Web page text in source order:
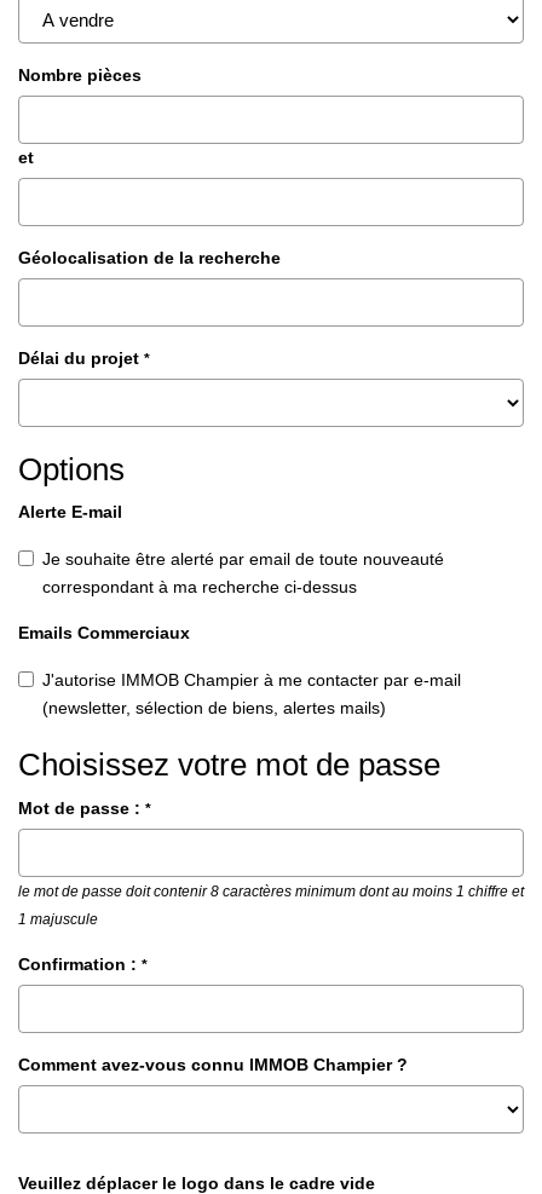
Nombre pièces
et
Géolocalisation de la recherche
Délai du projet *
Options
Alerte E-mail
Je souhaite être alerté par email de toute nouveauté
correspondant à ma recherche ci-dessus
Emails Commerciaux
J'autorise IMMOB Champier à me contacter par e-mail
(newsletter, sélection de biens, alertes mails)
Choisissez votre mot de passe
Mot de passe : *
le mot de passe doit contenir 8 caractères minimum dont au moins 1 chiffre et
1 majuscule
Confirmation : *
Comment avez-vous connu IMMOB Champier ?
Veuillez déplacer le logo dans le cadre vide